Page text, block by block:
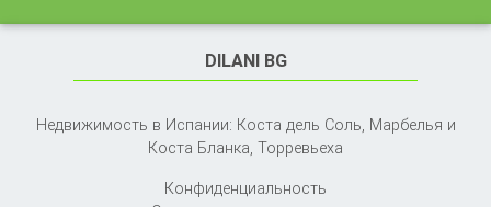
DILANI BG
Недвижимость в Испании: Коста дель Соль, Марбелья и
Коста Бланка, Торревьеха
Конфиденциальность